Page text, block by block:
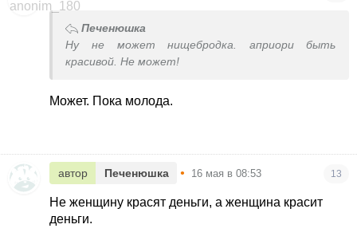
Печенюшка
Ну не может нищебродка. априори быть
красивой. Не может!
Может. Пока молода.
автор Печенюшка • 16 мая в 08:53 13
Не женщину красят деньги, а женщина красит
деньги.